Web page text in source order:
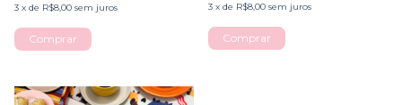
3 x de R$8,00 sem juros 3 x de R$8,00 sem juros